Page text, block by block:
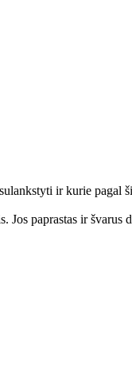
ir kurie pagal
paprastas ir